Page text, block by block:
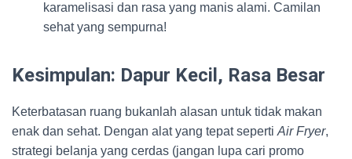
karamelisasi dan rasa yang manis alami. Camilan
sehat yang sempurna!
Kesimpulan: Dapur Kecil, Rasa Besar
Keterbatasan ruang bukanlah alasan untuk tidak makan
enak dan sehat. Dengan alat yang tepat seperti Air Fryer,
strategi belanja yang cerdas (jangan lupa cari promo